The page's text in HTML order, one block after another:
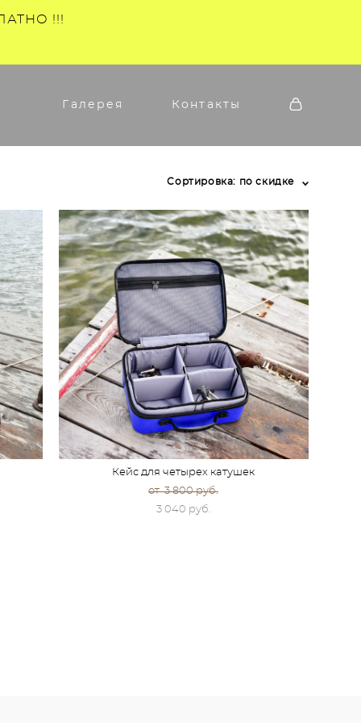
!!!
Галерея Контакты
Сортировка: по скидке
Кейс для четырех катушек
от 3 800 pуб.
3 040 pуб.